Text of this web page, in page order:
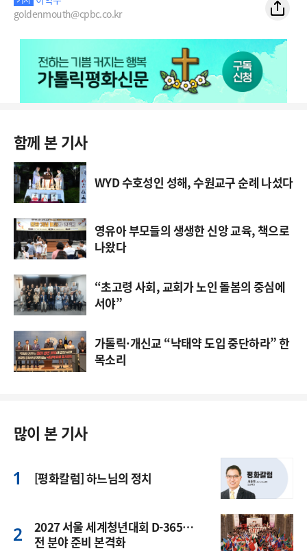
goldenmouth@cpbc.co.kr
함께 본 기사
WYD 수호성인 성해, 수원교구 순례 나섰다
영유아 부모들의 생생한 신앙 교육, 책으로
나왔다
“초고령 사회, 교회가 노인 돌봄의 중심에
서야”
가톨릭·개신교 “낙태약 도입 중단하라” 한
목소리
많이 본 기사
[평화칼럼] 하느님의 정치
2027 서울 세계청년대회 D-365…
전 분야 준비 본격화